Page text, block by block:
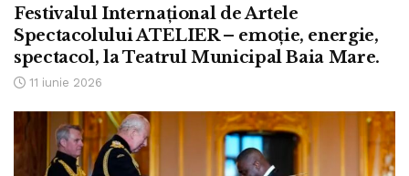
Festivalul Internațional de Artele
Spectacolului ATELIER – emoție, energie,
spectacol, la Teatrul Municipal Baia Mare.
11 iunie 2026